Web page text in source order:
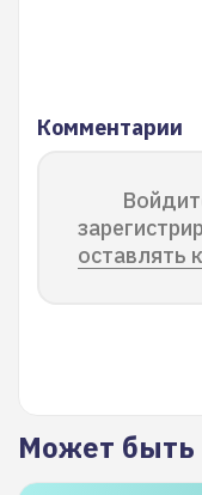
Комментарии
оставлять
Может быть